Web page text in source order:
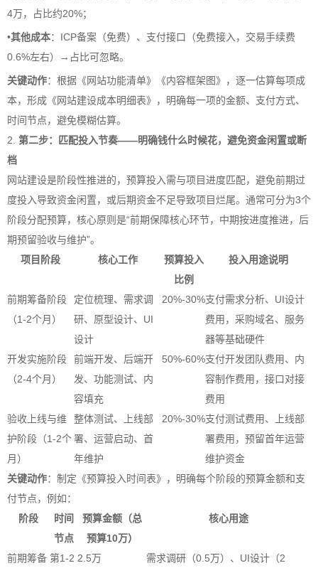
4万，占比约20%；
•其他成本：ICP备案（免费）、支付接口（免费接入，交易手续费
0.6%左右）→占比可忽略。
关键动作：根据《网站功能清单》《内容框架图》，逐一估算每项成
本，形成《网站建设成本明细表》，明确每一项的金额、支付方式、
时间节点，避免模糊估算。
2. 第二步：匹配投入节奏——明确钱什么时候花，避免资金闲置或断
档
网站建设是阶段性推进的，预算投入需与项目进度匹配，避免前期过
度投入导致资金闲置，或后期资金不足导致项目烂尾。通常可分为3个
阶段分配预算，核心原则是“前期保障核心环节，中期按进度推进，后
期预留验收与维护”。
项目阶段
核心工作
预算投入
比例
投入用途说明
前期筹备阶段
（1-2个月）
定位梳理、需求调
研、原型设计、UI
设计
20%-30%支付需求分析、UI设计
费用，采购域名、服务
器等基础硬件
开发实施阶段
（2-4个月）
前端开发、后端开
发、功能测试、内
容填充
50%-60%支付开发团队费用、内
容制作费用，接口对接
费用
验收上线与维
护阶段（1-2个
月）
整体测试、上线部
署、运营启动、首
年维护
20%-30%支付测试费用、上线部
署费用，预留首年运营
维护资金
关键动作：制定《预算投入时间表》，明确每个阶段的预算金额和支
付节点，例如：
阶段
时间
节点
预算金额（总
预算10万）
核心用途
前期筹备 第1-2 2.5万
需求调研（0.5万）、UI设计（2